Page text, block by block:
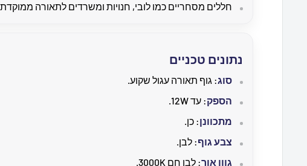
חללים מסחריים כמו לובי, חנויות ומשרדים לתאורה ממוקדת
נתונים טכניים
סוג: גוף תאורה עגול שקוע.
הספק: עד 12W.
מתכוונן: כן.
צבע גוף: לבן.
גוון אור: לבן חם 3000K.